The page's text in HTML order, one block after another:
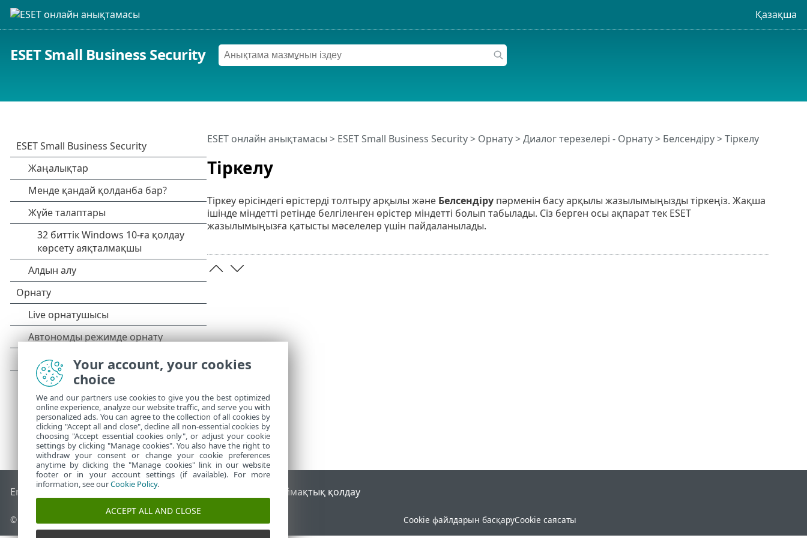
Қазақша
ESET Small Business Security
Тіркелу
ESET онлайн анықтамасы > ESET Small Business Security> Орнату> Диалог терезелері - Орнату > Белсендіру > Тіркелу
Тіркеу өрісіндегі өрістерді толтыру арқылы және Белсендірупәрменін басу арқылы жазылымыңызды тіркеңіз. Жақша
ішінде міндетті ретінде белгіленген өрістер міндетті болып табылады. Сіз берген осы ақпарат тек ESET
жазылымыңызға қатысты мәселелер үшін пайдаланылады.
End of Life ESET білім қоры ESET форумы Аймақтық қолдау
© 1992 - 2026 ESET, spol. s r.o. - Барлық құқықтары қорғалған. Cookie файлдарын басқаруCookie саясаты
Your account, your cookies
choice
We and our partners use cookies to give you the best optimized
online experience, analyze our website traffic, and serve you with
personalized ads. You can agree to the collection of all cookies by
clicking "Accept all and close", decline all non-essential cookies by
choosing "Accept essential cookies only", or adjust your cookie
settings by clicking "Manage cookies". You also have the right to
withdraw your consent or change your cookie preferences
anytime by clicking the "Manage cookies" link in our website
footer or in your account settings (if available). For more
information, see ourCookie Policy.
ACCEPT ALL AND CLOSE